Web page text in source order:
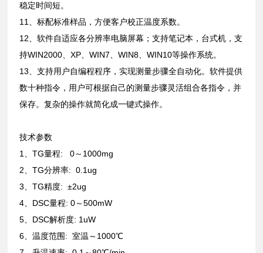
稳定时间短。
11、标配标准样品，方便客户校正温度系数。
12、软件自适应各分辨率电脑屏幕；支持笔记本，台式机，支
持WIN2000、XP、WIN7、WIN8、WIN10等操作系统。
13、支持用户自编程程序，实现测量步骤全自动化。软件提供
数十种指令，用户可根据自己的测量步骤灵活组合各指令，并
保存。复杂的操作就简化成一键式操作。
技术参数
1、TG量程: 0～1000mg
2、TG分辨率: 0.1ug
3、TG精度: ±2ug
4、DSC量程: 0～500mW
5、DSC解析度: 1uW
6、温度范围: 室温～1000℃